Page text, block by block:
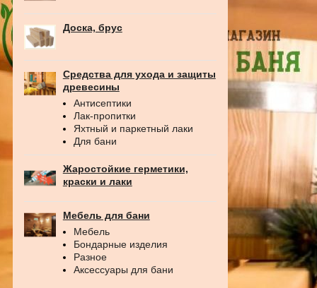
Доска, брус
Средства для ухода и защиты
древесины
Антисептики
Лак-пропитки
Яхтный и паркетный лаки
Для бани
Жаростойкие герметики,
краски и лаки
Мебель для бани
Мебель
Бондарные изделия
Разное
Аксессуары для бани